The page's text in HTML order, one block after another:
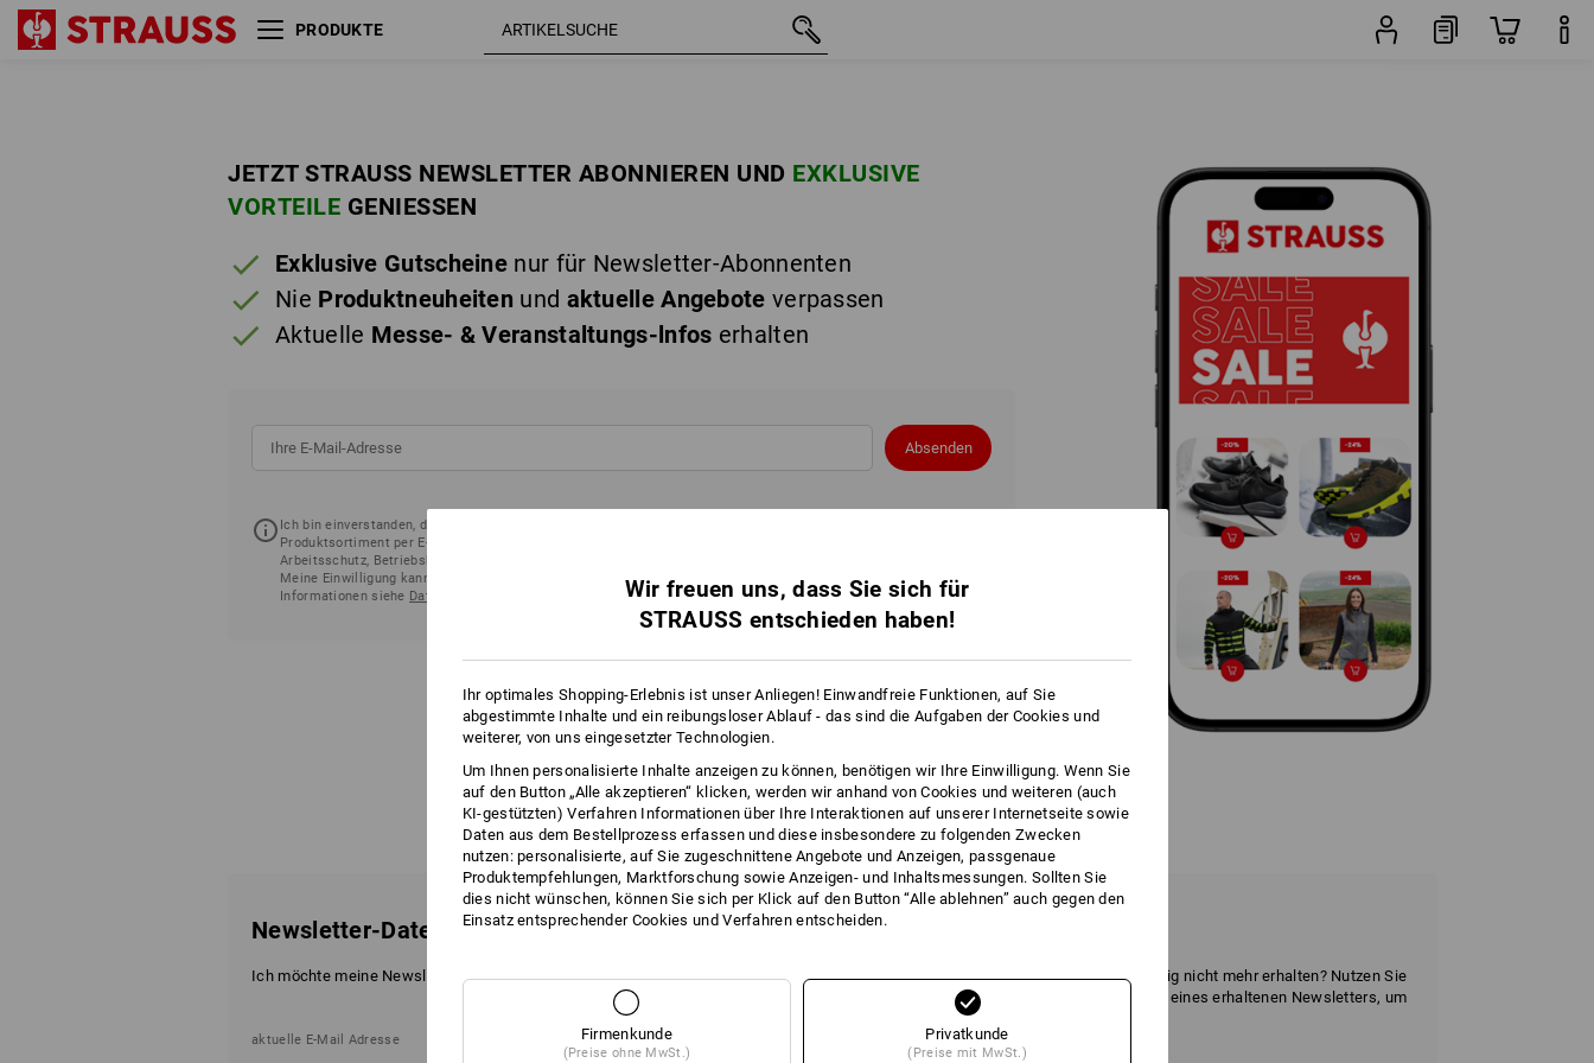
PRODUKTE
JETZT STRAUSS NEWSLETTER ABONNIEREN UND EXKLUSIVE
VORTEILE GENIESSEN
Exklusive Gutscheine nur für Newsletter-Abonnenten
Nie Produktneuheiten und aktuelle Angebote verpassen
Aktuelle Messe- & Veranstaltungs-lnfos erhalten
Absenden
Ich bin einverstanden, dass die Strauss Österreich GmbH mir regelmäßig Informationen zu ihrem
Produktsortiment per E-Mail sendet. Dies beinhaltet Informationen zu Schuhen, Bekleidung,
Arbeitsschutz, Betriebsbedarf und Büroartikeln sowie branchenspezifischen Veranstaltungen.
Meine Einwilligung kann ich jederzeit gegenüber der Strauss Österreich GmbH widerrufen. Weitere
Informationen siehe Datenschutzerklärung
Newsletter-Daten anpassen
Ich möchte meine Newsletter-Angaben anpassen.
aktuelle E-Mail Adresse
Newsletter abbestellen
Sie möchten den Strauss Newsletter künftig nicht mehr erhalten? Nutzen Sie
bitte den Abmelde-Link im unteren Bereich eines erhaltenen Newsletters, um
sich abzumelden.
Wir freuen uns, dass Sie sich für
STRAUSS entschieden haben!
Ihr optimales Shopping-Erlebnis ist unser Anliegen! Einwandfreie Funktionen, auf Sie
abgestimmte Inhalte und ein reibungsloser Ablauf - das sind die Aufgaben der Cookies und
weiterer, von uns eingesetzter Technologien.
Um Ihnen personalisierte Inhalte anzeigen zu können, benötigen wir Ihre Einwilligung. Wenn Sie
auf den Button „Alle akzeptieren“ klicken, werden wir anhand von Cookies und weiteren (auch
KI-gestützten) Verfahren Informationen über Ihre Interaktionen auf unserer Internetseite sowie
Daten aus dem Bestellprozess erfassen und diese insbesondere zu folgenden Zwecken
nutzen: personalisierte, auf Sie zugeschnittene Angebote und Anzeigen, passgenaue
Produktempfehlungen, Marktforschung sowie Anzeigen- und Inhaltsmessungen. Sollten Sie
dies nicht wünschen, können Sie sich per Klick auf den Button “Alle ablehnen” auch gegen den
Einsatz entsprechender Cookies und Verfahren entscheiden.
Firmenkunde
(Preise ohne MwSt.)
Privatkunde
(Preise mit MwSt.)